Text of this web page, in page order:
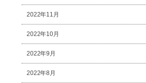
2022年11月
2022年10月
2022年9月
2022年8月